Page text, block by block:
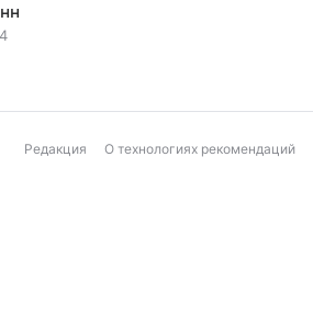
Редакция О технологиях рекомендаций